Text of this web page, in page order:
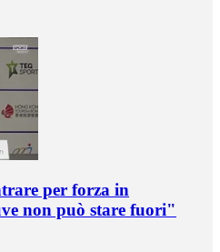
per forza in
non può stare fuori"